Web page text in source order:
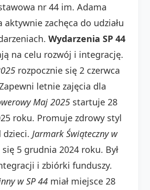
nr 44 im. Adama
aktywnie zachęca do udziału
Wydarzenia SP 44
na celu rozwój i integrację.
rozpocznie się 2 czerwca
letnie zajęcia dla
Maj 2025 startuje 28
roku. Promuje zdrowy styl
dzieci. Jarmark Świąteczny w
się 5 grudnia 2024 roku. Był
i zbiórki funduszy.
w SP 44 miał miejsce 28